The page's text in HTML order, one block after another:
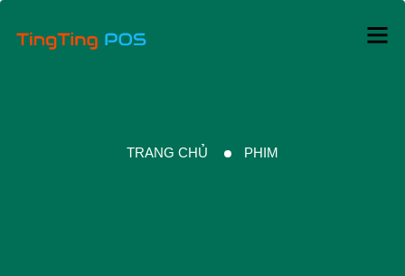
TRANG CHỦ PHIM